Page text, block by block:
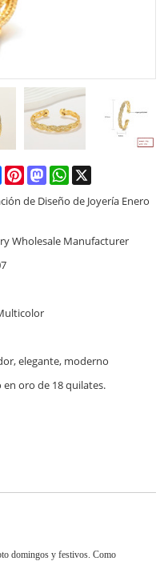
FacebookPinterestMastodonWhatsApp
de Diseño de Joyería Enero
Wholesale Manufacturer
elegante, moderno
en oro de 18 quilates.
domingos y festivos. Como